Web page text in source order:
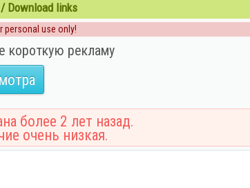
Download links
personal use only!
короткую рекламу
более 2 лет назад.
очень низкая.